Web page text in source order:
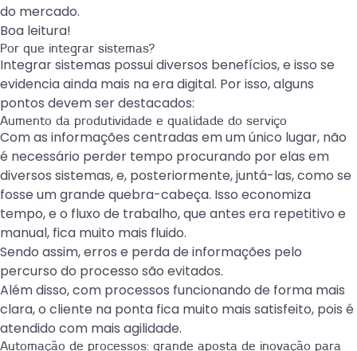
do mercado.
Boa leitura!
Por que integrar sistemas?
Integrar sistemas possui diversos benefícios, e isso se
evidencia ainda mais na era digital. Por isso, alguns
pontos devem ser destacados:
Aumento da produtividade e qualidade do serviço
Com as informações centradas em um único lugar, não
é necessário perder tempo procurando por elas em
diversos sistemas, e, posteriormente, juntá-las, como se
fosse um grande quebra-cabeça. Isso economiza
tempo, e o fluxo de trabalho, que antes era repetitivo e
manual, fica muito mais fluido.
Sendo assim, erros e perda de informações pelo
percurso do processo são evitados.
Além disso, com processos funcionando de forma mais
clara, o cliente na ponta fica muito mais satisfeito, pois é
atendido com mais agilidade.
Automação de processos: grande aposta de inovação para